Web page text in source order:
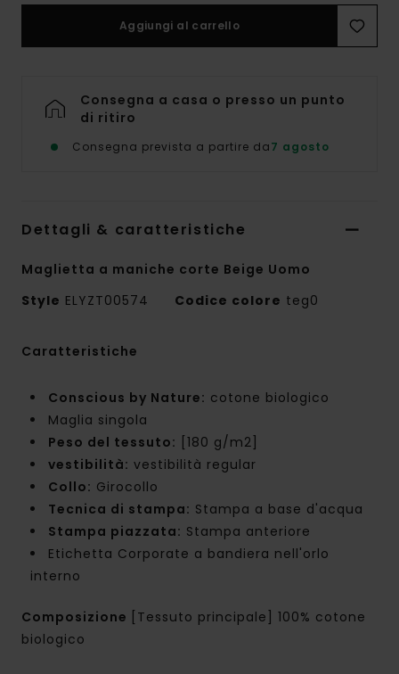
Aggiungi al carrello
Consegna a casa o presso un punto
di ritiro
Consegna prevista a partire da7 agosto
Dettagli & caratteristiche
Maglietta a maniche corte Beige Uomo
Style ELYZT00574 Codice colore teg0
Caratteristiche
Conscious by Nature: cotone biologico
Maglia singola
Peso del tessuto: [180 g/m2]
vestibilità: vestibilità regular
Collo: Girocollo
Tecnica di stampa: Stampa a base d'acqua
Stampa piazzata: Stampa anteriore
Etichetta Corporate a bandiera nell'orlo
interno
Composizione
[Tessuto principale] 100% cotone
biologico